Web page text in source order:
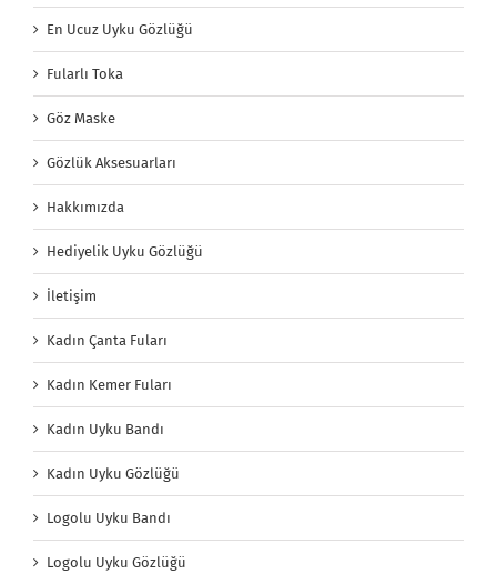
En Ucuz Uyku Gözlüğü
Fularlı Toka
Göz Maske
Gözlük Aksesuarları
Hakkımızda
Hediyelik Uyku Gözlüğü
İletişim
Kadın Çanta Fuları
Kadın Kemer Fuları
Kadın Uyku Bandı
Kadın Uyku Gözlüğü
Logolu Uyku Bandı
Logolu Uyku Gözlüğü